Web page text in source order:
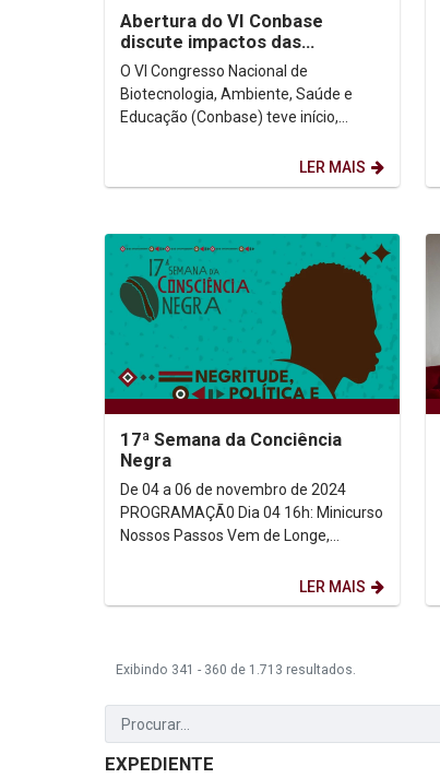
Abertura do VI Conbase
discute impactos das
mudanças climáticas e
apresenta projeto de...
O VI Congresso Nacional de
Biotecnologia, Ambiente, Saúde e
Educação (Conbase) teve início,
LER MAIS
17ª Semana da Conciência
Negra
De 04 a 06 de novembro de 2024
PROGRAMAÇÃ0 Dia 04 16h: Minicurso
Nossos Passos Vem de Longe,
LER MAIS
Exibindo 341 - 360 de 1.713 resultados.
EXPEDIENTE